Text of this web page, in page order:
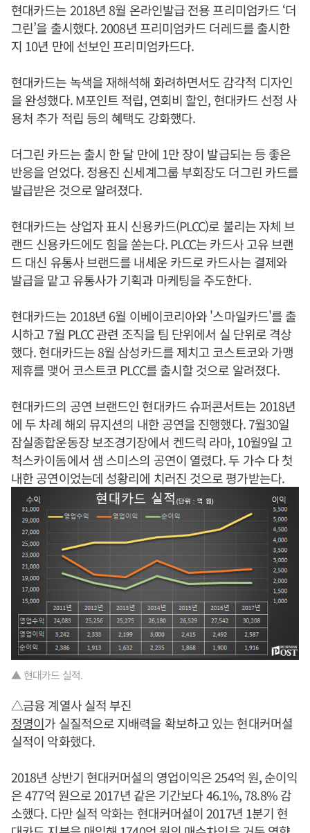
현대카드는 2018년 8월 온라인발급 전용 프리미엄카드 ‘더
그린’을 출시했다. 2008년 프리미엄카드 더레드를 출시한
지 10년 만에 선보인 프리미엄카드다.
현대카드는 녹색을 재해석해 화려하면서도 감각적 디자인
을 완성했다. M포인트 적립, 연회비 할인, 현대카드 선정 사
용처 추가 적립 등의 혜택도 강화했다.
더그린 카드는 출시 한 달 만에 1만 장이 발급되는 등 좋은
반응을 얻었다. 정용진 신세계그룹 부회장도 더그린 카드를
발급받은 것으로 알려졌다.
현대카드는 상업자 표시 신용카드(PLCC)로 불리는 자체 브
랜드 신용카드에도 힘을 쏟는다. PLCC는 카드사 고유 브랜
드 대신 유통사 브랜드를 내세운 카드로 카드사는 결제와
발급을 맡고 유통사가 기획과 마케팅을 주도한다.
현대카드는 2018년 6월 이베이코리아와 '스마일카드'를 출
시하고 7월 PLCC 관련 조직을 팀 단위에서 실 단위로 격상
했다. 현대카드는 8월 삼성카드를 제치고 코스트코와 가맹
제휴를 맺어 코스트코 PLCC를 출시할 것으로 알려졌다.
현대카드의 공연 브랜드인 현대카드 슈퍼콘서트는 2018년
에 두 차례 해외 뮤지션의 내한 공연을 진행했다. 7월30일
잠실종합운동장 보조경기장에서 켄드릭 라마, 10월9일 고
척스카이돔에서 샘 스미스의 공연이 열렸다. 두 가수 다 첫
내한 공연이었는데 성황리에 치러진 것으로 평가받는다.
▲ 현대카드 실적.
△금융 계열사 실적 부진
정명이가 실질적으로 지배력을 확보하고 있는 현대커머셜
실적이 악화했다.
2018년 상반기 현대커머셜의 영업이익은 254억 원, 순이익
은 477억 원으로 2017년 같은 기간보다 46.1%, 78.8% 감
소했다. 다만 실적 악화는 현대커머셜이 2017년 1분기 현